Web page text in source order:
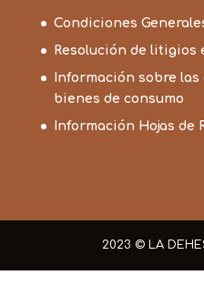
Condiciones
Resolución de litigios
Información sobre
bienes de consumo
Información Hojas de
2023 © LA